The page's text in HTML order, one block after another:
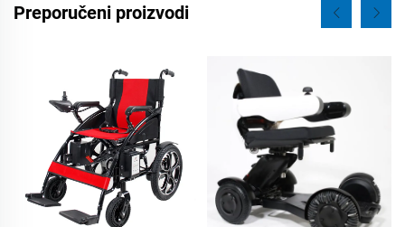
Preporučeni proizvodi